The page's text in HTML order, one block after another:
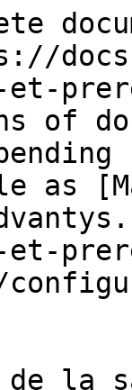
of
as
la